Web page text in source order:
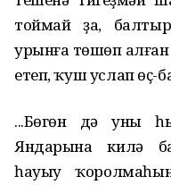
тоймай ҙа,
урынға төшөп
етеп, ҡуш услап өҫ-
...Бөгөн дә уны
Яндарына килә
һауыу